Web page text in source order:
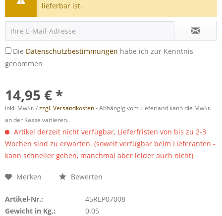
lieferbar ist.
Die Datenschutzbestimmungen habe ich zur Kenntnis
genommen
14,95 € *
inkl. MwSt. /zzgl. Versandkosten- Abhängig vom Lieferland kann die MwSt.
an der Kasse variieren.
Artikel derzeit nicht verfügbar, Lieferfristen von bis zu 2-3
Wochen sind zu erwarten. (soweit verfügbar beim Lieferanten -
kann schneller gehen, manchmal aber leider auch nicht)
Merken Bewerten
Artikel-Nr.:
45REP07008
Gewicht in Kg.:
0.05